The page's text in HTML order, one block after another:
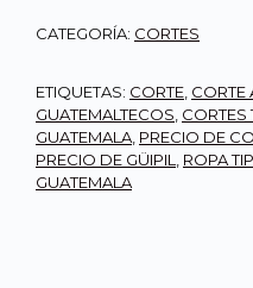
CATEGORÍA: CORTES
ETIQUETAS: CORTE CORTE
GUATEMALTECOS CORTES
GUATEMALA PRECIO DE
PRECIO DE GÜIPIL
ROPA
GUATEMALA